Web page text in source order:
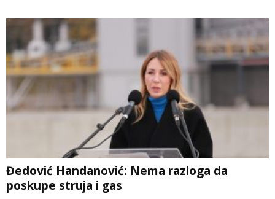
Đedović Handanović: Nema razloga da
poskupe struja i gas